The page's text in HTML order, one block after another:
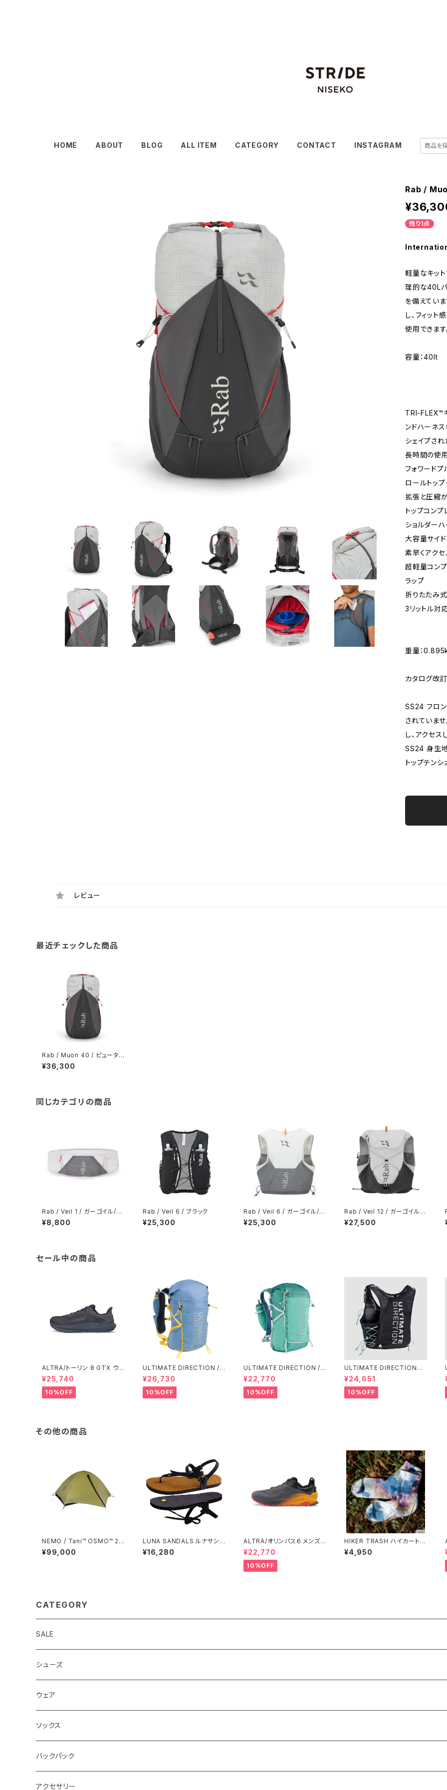
HOME ABOUT BLOG ALL ITEM CATEGORY CONTACT INSTAGRAM
Rab /
残り1点
軽量なキッ
理的な40Lパ
を備えてい
し、フィッ
使用できます
容量：40lt
TRI-FLEX™
ンドハーネ
シェイプされ
長時間の使
フォワード
ロールトッ
拡張と圧縮
トップコン
ショルダー
大容量サイド
素早くアク
超軽量コン
ラップ
折りたたみ
3リットル対
重量：
カタログ改
SS24 フロン
されていま
し、アクセス
SS24 身生地
トップテンシ
レビュー
最近チェックした商品
Rab / Muon 40 / ピュータ
ー/グラフェン
¥36,300
同じカテゴリの商品
Rab / Veil 1 / ガーゴイル/グ
ラフェン
¥8,800
Rab / Veil 6 / ブラック
¥25,300
Rab / Veil 6 / ガーゴイル/グ
ラフェン
¥25,300
Rab / Veil 12 / ガーゴイル/
グラフェン
¥27,500
セール中の商品
ALTRA/トーリン 8 GTX ウィ
メンズ
¥25,740
10%OFF
ULTIMATE DIRECTION /
アルティメット ディレクション
Fastpack 30 Men's / Fog
¥26,730
10%OFF
ULTIMATE DIRECTION /
アルティメット ディレクション
Fastpackher 20 Wome
n'S / Emerald 2.0
¥22,770
10%OFF
ULTIMATE DIRECTIONア
ルディメット ディレクション/ X
ODUS VESTA（エクソドス
ベスタ）ウィメンズ / ONYX
¥24,651
10%OFF
その他の商品
NEMO / Tani™ OSMO™ 2P
(※発送までお時間いただく場
合あり)
¥99,000
LUNA SANDALS ルナサンダ
ル べナード プレミアムカブラ
ウィングド エディション
¥16,280
ALTRA/オリンパス６ メンズ
BLACK/ORANGE
¥22,770
10%OFF
HIKER TRASH ハイカートラ
ッシュ / DAY DREAMER ”HI
KE TREK MID” / COSMIC
¥4,950
CATEGORY
SALE
シューズ
ロード
メンズ
レディス
トレイル
メンズ
レディス
キッズ
ジム トレーニング
ウェア
Teton Bros.
Static
Milestone
ソックス
Milestone
Drymax
バックパック
Ultimate Direction
アクセサリー